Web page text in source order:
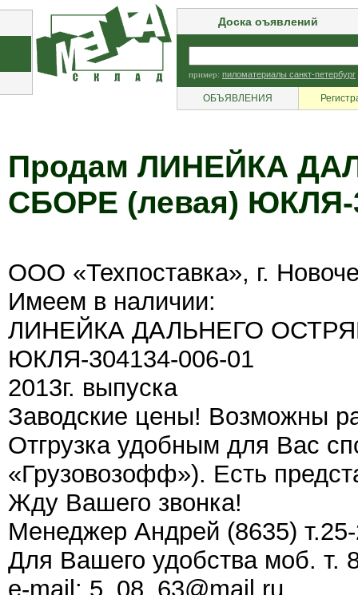
Доска оъявлений
пример: пиломатериалы санкт-петербург
ОБЪЯВЛЕНИЯ
Продам ЛИНЕЙКА
СБОРЕ (левая) ЮКЛЯ-
ООО «Техпоставка», г.
Имеем в наличии:
ЛИНЕЙКА ДАЛЬНЕГО
ЮКЛЯ-304134-006-01
2013г. выпуска
Заводские цены! Возможны
Отгрузка удобным для Вас
«Грузовозофф»). Есть
Жду Вашего звонка!
Менеджер Андрей (8635)
Для Вашего удобства моб. т.
e-mail: 5_08_63@mail.ru